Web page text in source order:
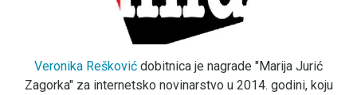
Veronika Rešković dobitnica je nagrade "Marija Jurić
Zagorka" za internetsko novinarstvo u 2014. godini, koju